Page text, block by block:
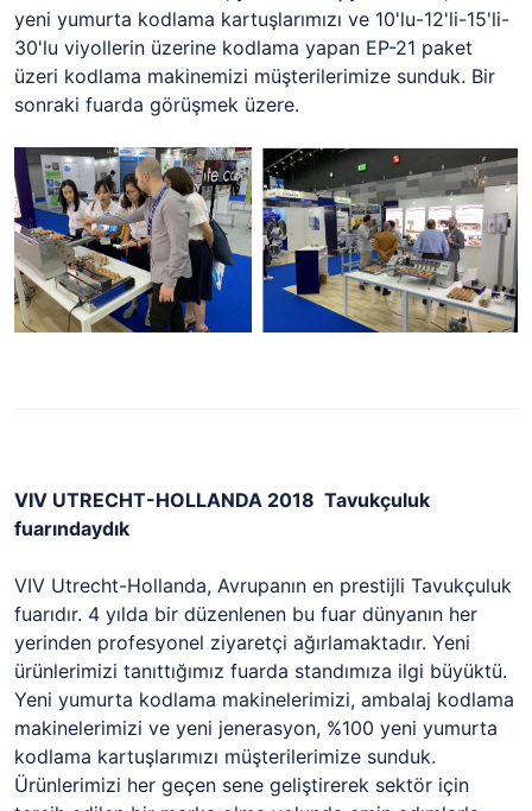
yeni yumurta kodlama kartuşlarımızı ve 10'lu-12'li-15'li-
30'lu viyollerin üzerine kodlama yapan EP-21 paket
üzeri kodlama makinemizi müşterilerimize sunduk. Bir
sonraki fuarda görüşmek üzere.
VIV UTRECHT-HOLLANDA 2018 Tavukçuluk
fuarındaydık
VIV Utrecht-Hollanda, Avrupanın en prestijli Tavukçuluk
fuarıdır. 4 yılda bir düzenlenen bu fuar dünyanın her
yerinden profesyonel ziyaretçi ağırlamaktadır. Yeni
ürünlerimizi tanıttığımız fuarda standımıza ilgi büyüktü.
Yeni yumurta kodlama makinelerimizi, ambalaj kodlama
makinelerimizi ve yeni jenerasyon, %100 yeni yumurta
kodlama kartuşlarımızı müşterilerimize sunduk.
Ürünlerimizi her geçen sene geliştirerek sektör için